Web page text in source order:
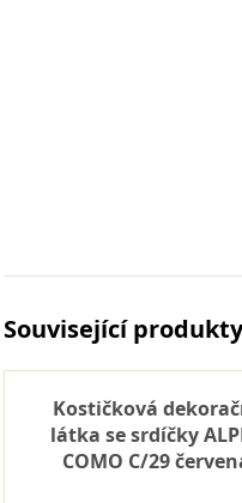
Související
Kostičková
látka se srdíčky
COMO C/29